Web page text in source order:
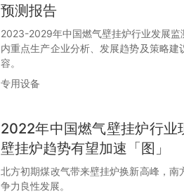
预测报告
2023-2029年中国燃气壁挂炉行业发展
内重点生产企业分析、发展趋势及策略
容。
专用设备
2022年中国燃气壁挂炉行业
壁挂炉趋势有望加速「图」
北方初期煤改气带来壁挂炉换新高峰，
争力良性发展。